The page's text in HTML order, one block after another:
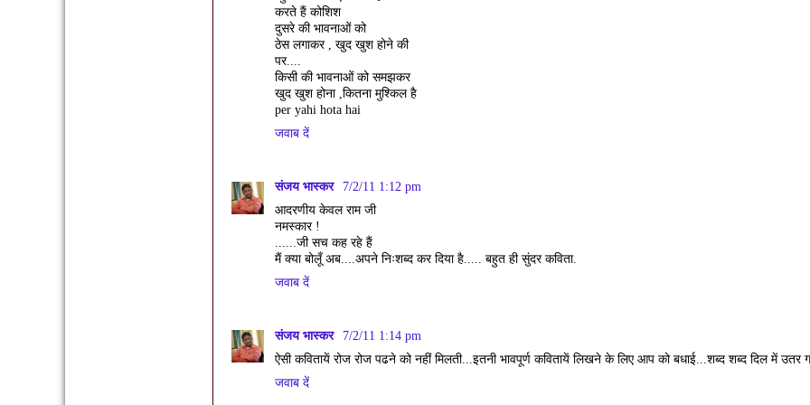
करते हैं कोशिश
दुसरे की भावनाओं को
ठेस लगाकर , खुद खुश होने की
पर....
किसी की भावनाओं को समझकर
खुद खुश होना ,कितना मुश्किल है
per yahi hota hai
जवाब दें
संजय भास्‍कर
7/2/11 1:12 pm
आदरणीय केवल राम जी
नमस्कार !
......जी सच कह रहे हैं
मैं क्या बोलूँ अब....अपने निःशब्द कर दिया है..... बहुत ही सुंदर कविता.
जवाब दें
संजय भास्‍कर
7/2/11 1:14 pm
ऐसी कवितायें रोज रोज पढने को नहीं मिलती...इतनी भावपूर्ण कवितायें लिखने के लिए आप को बधाई...शब्द शब्द दिल में उतर
जवाब दें